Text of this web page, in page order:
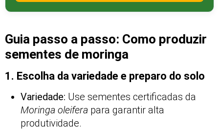
Guia passo a passo: Como produzir
sementes de moringa
1. Escolha da variedade e preparo do solo
Variedade: Use sementes certificadas da
Moringa oleifera para garantir alta
produtividade.